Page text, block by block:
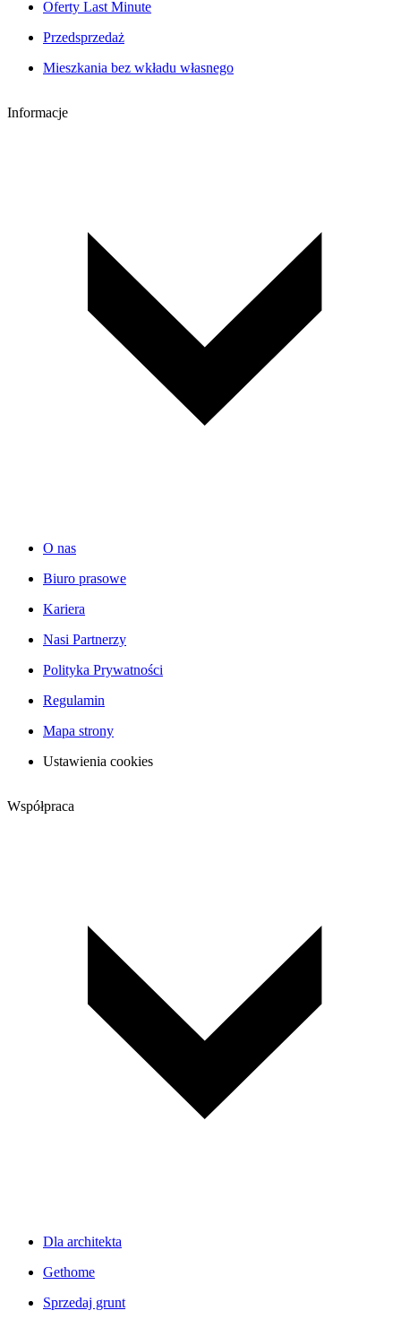
Oferty Last Minute
Przedsprzedaż
Mieszkania bez wkładu własnego
Informacje
O nas
Biuro prasowe
Kariera
Nasi Partnerzy
Polityka Prywatności
Regulamin
Mapa strony
Ustawienia cookies
Współpraca
Dla architekta
Gethome
Sprzedaj grunt